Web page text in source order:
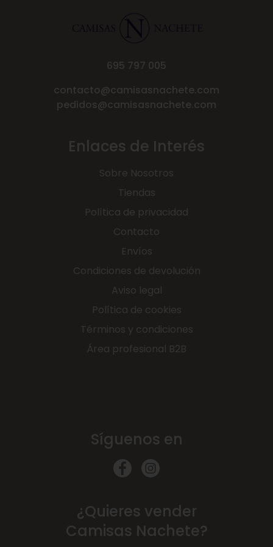
695 797 005
contacto@camisasnachete.com
pedidos@camisasnachete.com
Enlaces de Interés
Sobre Nosotros
Tiendas
Política de privacidad
Contacto
Envíos
Condiciones de devolución
Aviso legal
Política de cookies
Términos y condiciones
Área profesional B2B
Síguenos en
¿Quieres vender
Camisas Nachete?